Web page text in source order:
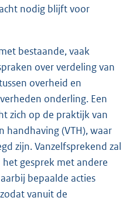
nodig blijft voor
bestaande, vaak
over verdeling van
overheid en
onderling. Een
zich op de praktijk van
handhaving (VTH), waar
zijn. Vanzelfsprekend zal
gesprek met andere
bepaalde acties
vanuit de